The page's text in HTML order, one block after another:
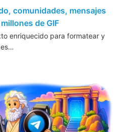
comunidades, mensajes
de GIF
enriquecido para formatear y